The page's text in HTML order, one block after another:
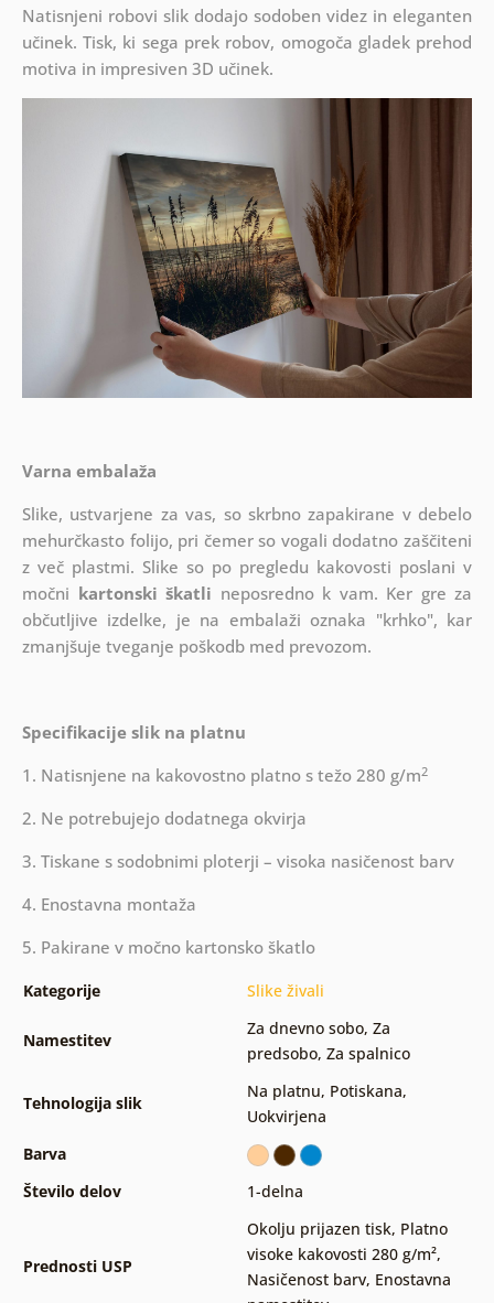
Natisnjeni robovi slik dodajo sodoben videz in eleganten
učinek. Tisk, ki sega prek robov, omogoča gladek prehod
motiva in impresiven 3D učinek.
Varna embalaža
Slike, ustvarjene za vas, so skrbno zapakirane v debelo
mehurčkasto folijo, pri čemer so vogali dodatno zaščiteni
z več plastmi. Slike so po pregledu kakovosti poslani v
močni kartonski škatli neposredno k vam. Ker gre za
občutljive izdelke, je na embalaži oznaka "krhko", kar
zmanjšuje tveganje poškodb med prevozom.
Specifikacije slik na platnu
1. Natisnjene na kakovostno platno s težo 280 g/m2
2. Ne potrebujejo dodatnega okvirja
3. Tiskane s sodobnimi ploterji – visoka nasičenost barv
4. Enostavna montaža
5. Pakirane v močno kartonsko škatlo
Kategorije Slike živali
Namestitev
Za dnevno sobo, Za
predsobo, Za spalnico
Tehnologija slik
Na platnu, Potiskana,
Uokvirjena
Barva
Število delov
1-delna
Prednosti USP
Okolju prijazen tisk, Platno
visoke kakovosti 280 g/m²,
Nasičenost barv, Enostavna